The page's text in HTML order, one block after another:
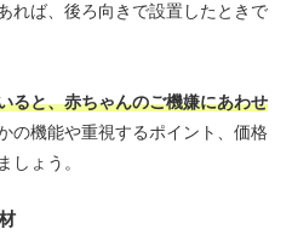
れば、後ろ向きで設置したときで
ると、赤ちゃんのご機嫌にあわせ
の機能や重視するポイント、価格
しょう。